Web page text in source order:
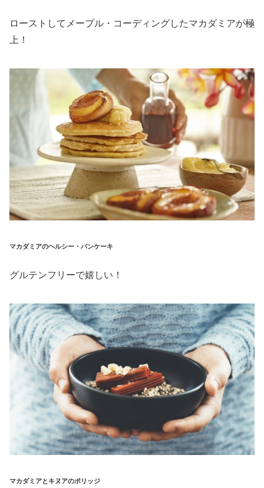
ローストしてメープル・コーディングしたマカダミアが極
上！
マカダミアのヘルシー・パンケーキ
グルテンフリーで嬉しい！
マカダミアとキヌアのポリッジ